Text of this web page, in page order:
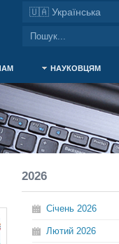
НАУКОВЦЯМ
2026
Січень 2026
Лютий 2026